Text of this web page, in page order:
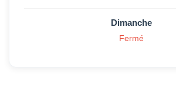
Dimanche
Fermé